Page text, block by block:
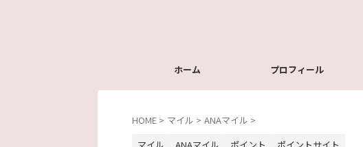
ホーム プロフィール
HOME > マイル > ANAマイル >